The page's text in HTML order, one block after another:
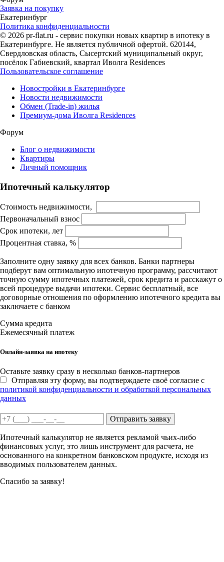
Заявка на покупку
Екатеринбург
Политика конфиденциальности
© 2026 pr-flat.ru - сервис покупки новых квартир в ипотеку в
Екатеринбурге. Не является публичной офертой. 620144,
Свердловская область, Сысертский муниципальный округ,
посёлок Габиевский, квартал Иволга Residences
Пользовательское соглашение
Новостройки в Екатеринбурге
Новости недвижимости
Обмен (Trade-in) жилья
Премиум-дома Иволга Residences
Форум
Блог о недвижимости
Квартиры
Личный помощник
Ипотечный калькулятор
Стоимость недвижимости,
Первоначальный взнос
Срок ипотеки, лет
Процентная ставка, %
Заполните одну заявку для всех банков. Банки партнеры
подберут вам оптимальную ипотечную программу, рассчитают
точную сумму ипотечных платежей, срок кредита и расскажут о
всей процедуре выдачи ипотеки. Сервис бесплатный, все
договорные отношения по оформлению ипотечного кредита вы
заключаете с банком
Сумма кредита
Ежемесячный платеж
Онлайн-заявка на ипотеку
Оставьте заявку сразу в несколько банков-партнеров
Отправляя эту форму, вы подтверждаете своё согласие с
политикой конфиденциальности и обработкой персональных
данных
Отправить заявку
Ипотечный калькулятор не является рекламой чьих-либо
финансовых услуг, это лишь инструмент для расчета, не
основанного на конкретном банковском продукте, исходя из
вводимых пользователем данных.
Спасибо за заявку!